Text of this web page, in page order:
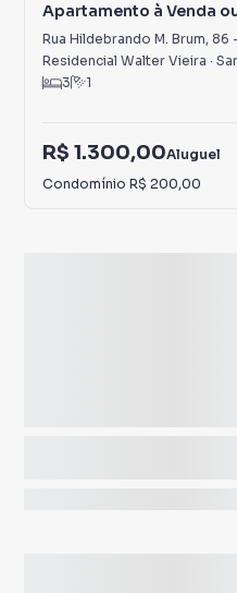
Apartamento à Venda
Rua Hildebrando M. Brum, 86 -
Residencial Walter Vieira ·
3
1
R$ 1.300,00Aluguel
Condomínio R$ 200,00